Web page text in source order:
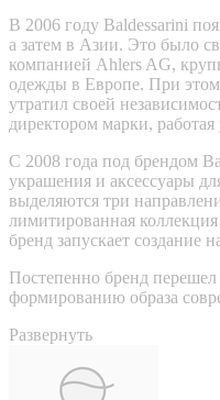
В 2006 году Baldessarini
а затем в Азии. Это было
компанией Ahlers AG,
одежды в Европе. При этом
утратил своей
директором марки,
С 2008 года под брендом
украшения и аксессуары
выделяются три
лимитированная
бренд запускает создание
Постепенно бренд
формированию образа
Развернуть